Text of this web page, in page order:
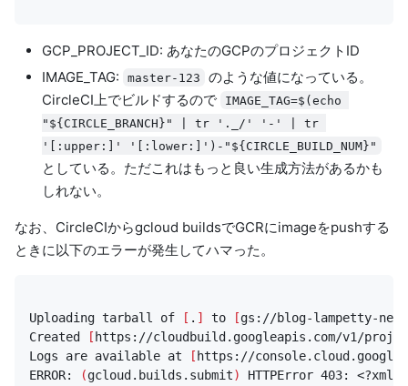
GCP_PROJECT_ID: あなたのGCPのプロジェクトID
IMAGE_TAG:
master-123
のような値になっている。
CircleCI上でビルドするので
IMAGE_TAG=$(echo
"${CIRCLE_BRANCH}" | tr '._/' '-' | tr
'[:upper:]' '[:lower:]')-"${CIRCLE_BUILD_NUM}"
としている。ただこれはもっと良い生成方法があるかも
しれない。
なお、CircleCIからgcloud buildsでGCRにimageをpushする
ときに以下のエラーが発生してハマった。
Uploading tarball of [ . ] to [gs://blog-lampetty-net-
Created
[ https://cloudbuild.googleapis.com/v1/
Logs are available at
[ https://
ERROR:
(gcloud.builds.submit) HTTPError 403: <?xml